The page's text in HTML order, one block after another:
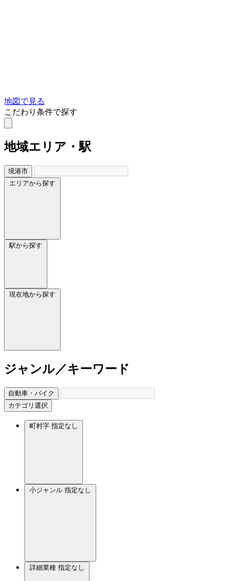
地図で見る
こだわり条件で探す
地域エリア・駅
境港市
エリアから探す
駅から探す
現在地から探す
ジャンル／キーワード
自動車・バイク
カテゴリ選択
町村字 指定なし
小ジャンル 指定なし
詳細業種 指定なし